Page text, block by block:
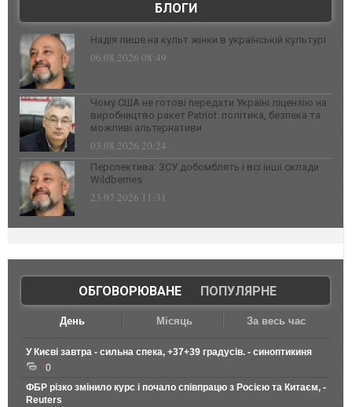
БЛОГИ
Надія лише на культ жінки в українській культурі
06.08.2026 08:49
Чому США не готові передати Україні ліцензію на
виробництво ракет Patriot: політика, безпека та
можливі альтернативи
03.08.2026 20:24
Перспектива: ЗСУ добомблять і всі інші склади
Wildberries
23.07.2026 11:31
ОБГОВОРЮВАНЕ| ПОПУЛЯРНЕ
День Місяць За весь час
У Києві завтра - сильна спека, +37+39 градусів. - синоптикиня
0
ФБР різко змінило курс і почало співпрацю з Росією та Китаєм, -
Reuters